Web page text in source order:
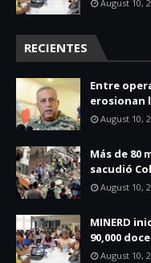
August 10,
RECIENTES
Entre
erosionan
August 10,
Más de 80
sacudió
August 10,
MINERD
90,000
August 10,